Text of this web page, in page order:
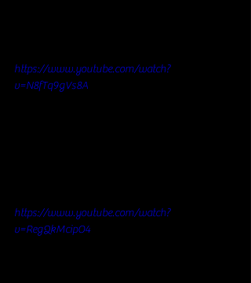
https://www.youtube.com/watch?
v=N8fTq9gVs8A
https://www.youtube.com/watch?
v=RegQkMcipO4